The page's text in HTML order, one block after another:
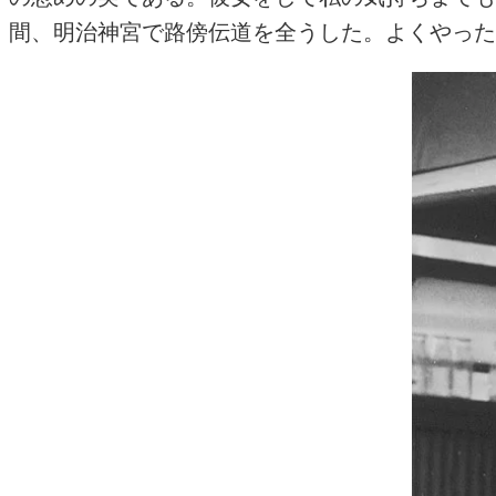
間、明治神宮で路傍伝道を全うした。よくやっ